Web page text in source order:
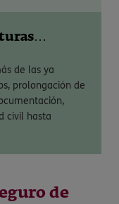
de las ya
prolongación de
civil hasta
de